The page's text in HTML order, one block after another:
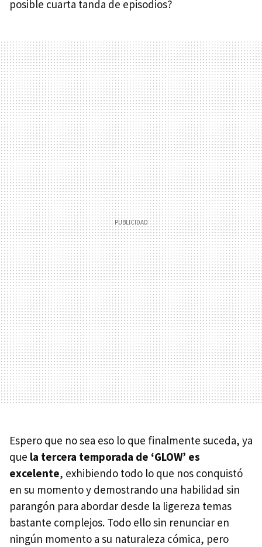
posible cuarta tanda de episodios?
Espero que no sea eso lo que finalmente suceda, ya
que la tercera temporada de ‘GLOW’ es
excelente, exhibiendo todo lo que nos conquistó
en su momento y demostrando una habilidad sin
parangón para abordar desde la ligereza temas
bastante complejos. Todo ello sin renunciar en
ningún momento a su naturaleza cómica, pero